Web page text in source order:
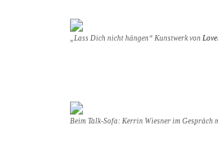
„Lass Dich nicht hängen“ Kunstwerk von
Beim Talk-Sofa: Kerrin Wiesner im